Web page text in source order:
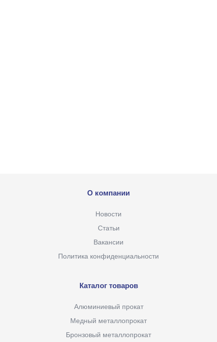
О компании
Новости
Статьи
Вакансии
Политика конфиденциальности
Каталог товаров
Алюминиевый прокат
Медный металлопрокат
Бронзовый металлопрокат